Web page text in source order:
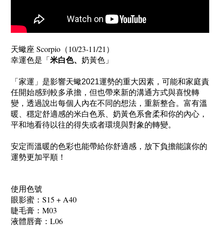
天蠍座 Scorpio（10/23-11/21）
幸運色是「米白色、 奶黃色 」
「家運」是影響天蠍2021運勢的重大因素，可能和家庭責
任開始感到較多承擔，但也帶來新的溝通方式與喜悅轉
變，透過說出每個人內在不同的想法，重新整合。 富有溫
暖、穩定舒適感的米白色系、奶黃色系會柔和你的內心，
平和地看待以往的得失或者環境與對象的轉變。
安定而溫暖的色彩也能帶給你舒適感，放下負擔能讓你的
運勢更加平順！
使用色號
眼影蜜：S15 + A40
睫毛膏：M03
液體唇膏：L06